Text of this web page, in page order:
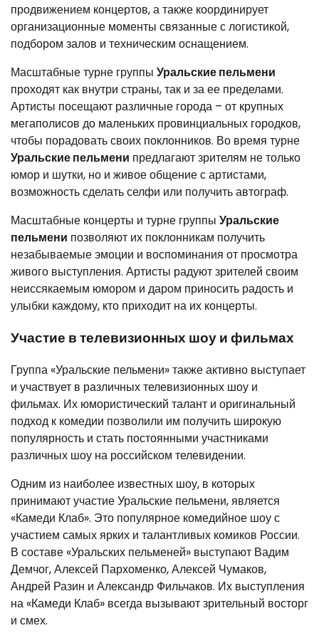
продвижением концертов, а также координирует
организационные моменты связанные с логистикой,
подбором залов и техническим оснащением.
Масштабные турне группы Уральские пельмени
проходят как внутри страны, так и за ее пределами.
Артисты посещают различные города – от крупных
мегаполисов до маленьких провинциальных городков,
чтобы порадовать своих поклонников. Во время турне
Уральские пельмени предлагают зрителям не только
юмор и шутки, но и живое общение с артистами,
возможность сделать селфи или получить автограф.
Масштабные концерты и турне группы Уральские
пельмени позволяют их поклонникам получить
незабываемые эмоции и воспоминания от просмотра
живого выступления. Артисты радуют зрителей своим
неиссякаемым юмором и даром приносить радость и
улыбки каждому, кто приходит на их концерты.
Участие в телевизионных шоу и фильмах
Группа «Уральские пельмени» также активно выступает
и участвует в различных телевизионных шоу и
фильмах. Их юмористический талант и оригинальный
подход к комедии позволили им получить широкую
популярность и стать постоянными участниками
различных шоу на российском телевидении.
Одним из наиболее известных шоу, в которых
принимают участие Уральские пельмени, является
«Камеди Клаб». Это популярное комедийное шоу с
участием самых ярких и талантливых комиков России.
В составе «Уральских пельменей» выступают Вадим
Демчог, Алексей Пархоменко, Алексей Чумаков,
Андрей Разин и Александр Фильчаков. Их выступления
на «Камеди Клаб» всегда вызывают зрительный восторг
и смех.